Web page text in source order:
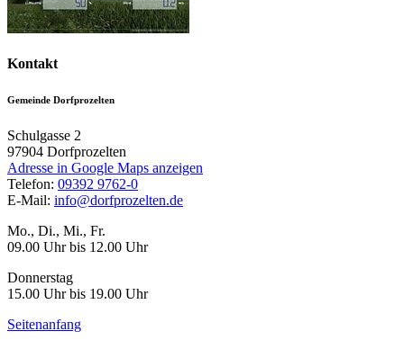
Kontakt
Gemeinde Dorfprozelten
Schulgasse 2
97904 Dorfprozelten
Adresse in Google Maps anzeigen
Telefon: 09392 9762-0
E-Mail: info@dorfprozelten.de
Mo., Di., Mi., Fr.
09.00 Uhr bis 12.00 Uhr
Donnerstag
15.00 Uhr bis 19.00 Uhr
Seitenanfang